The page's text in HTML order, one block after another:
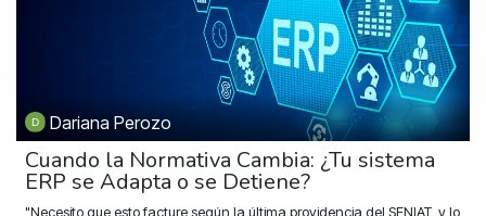
Dariana Perozo
Cuando la Normativa Cambia: ¿Tu sistema
ERP se Adapta o se Detiene?
"Necesito que esto facture según la última providencia del SENIAT, y lo